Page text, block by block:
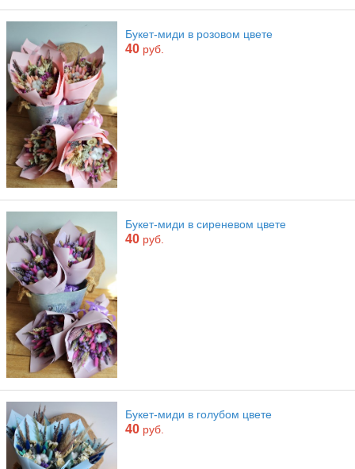
Букет-миди в розовом цвете
40 руб.
Букет-миди в сиреневом цвете
40 руб.
Букет-миди в голубом цвете
40 руб.